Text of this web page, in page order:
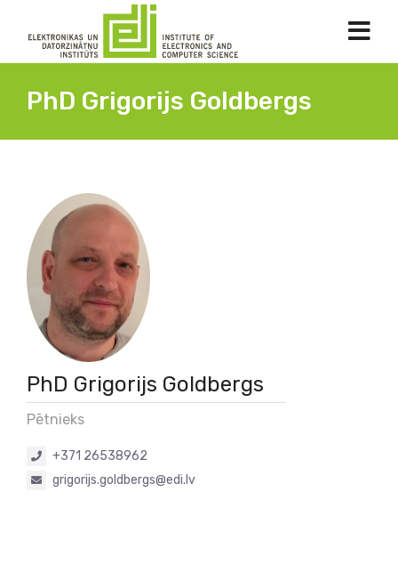
PhD Grigorijs Goldbergs
PhD Grigorijs Goldbergs
Pētnieks
+371 26538962
grigorijs.goldbergs@edi.lv